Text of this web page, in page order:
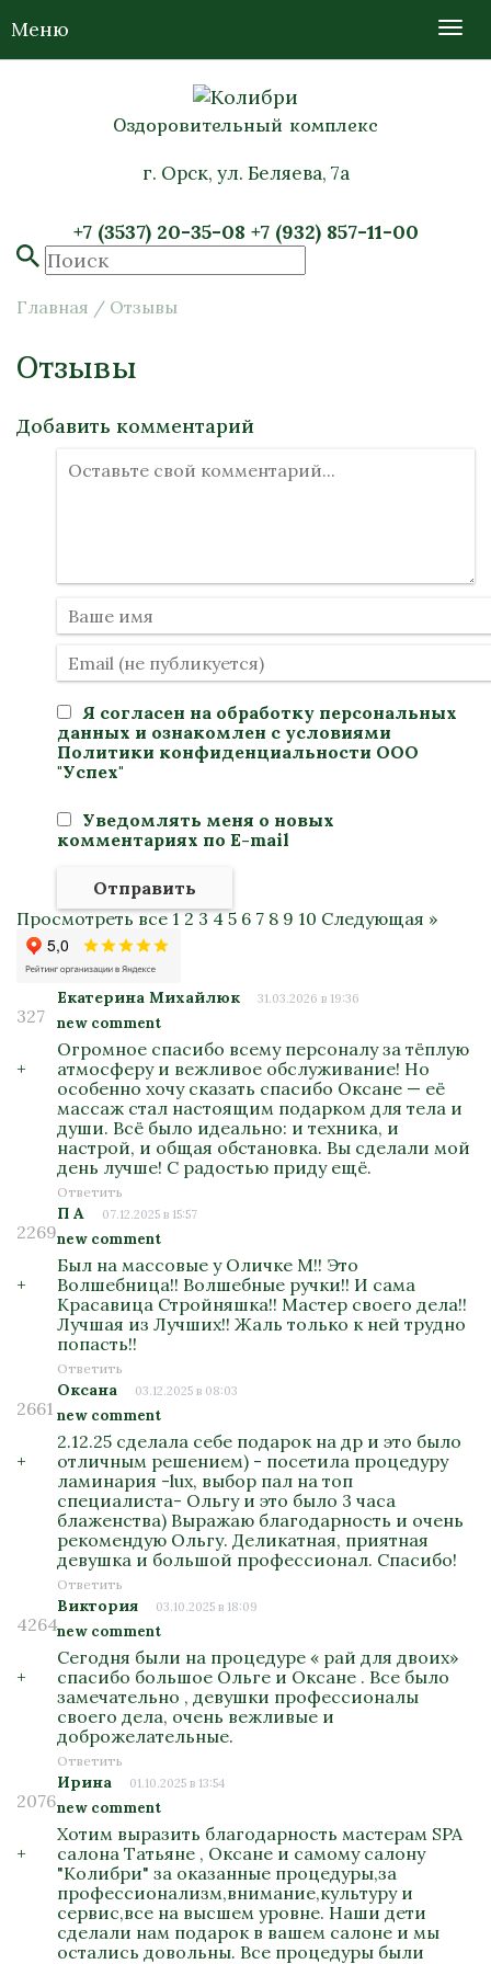
Оздоровительный комплекс
г. Орск, ул. Беляева, 7а
+7 (3537) 20-35-08 +7 (932) 857-11-00
Меню
Главная / Отзывы
Отзывы
Добавить комментарий
Я согласен на обработку персональных
данных и ознакомлен с условиями
Политики конфиденциальности ООО
"Успех"
Уведомлять меня о новых
комментариях по E-mail
Отправить
Просмотреть все 1 2 3 4 5 6 7 8 9 10 Следующая »
327
+
Екатерина Михайлюк 31.03.2026 в 19:36
new comment
Огромное спасибо всему персоналу за тёплую
атмосферу и вежливое обслуживание! Но
особенно хочу сказать спасибо Оксане — её
массаж стал настоящим подарком для тела и
души. Всё было идеально: и техника, и
настрой, и общая обстановка. Вы сделали мой
день лучше! С радостью приду ещё.
Ответить
2269
+
П А 07.12.2025 в 15:57
new comment
Был на массовые у Оличке М!! Это
Волшебница!! Волшебные ручки!! И сама
Красавица Стройняшка!! Мастер своего дела!!
Лучшая из Лучших!! Жаль только к ней трудно
попасть!!
Ответить
2661
+
Оксана 03.12.2025 в 08:03
new comment
2.12.25 сделала себе подарок на др и это было
отличным решением) - посетила процедуру
ламинария -lux, выбор пал на топ
специалиста- Ольгу и это было 3 часа
блаженства) Выражаю благодарность и очень
рекомендую Ольгу. Деликатная, приятная
девушка и большой профессионал. Спасибо!
Ответить
4264
+
Виктория 03.10.2025 в 18:09
new comment
Сегодня были на процедуре « рай для двоих»
спасибо большое Ольге и Оксане . Все было
замечательно , девушки профессионалы
своего дела, очень вежливые и
доброжелательные.
Ответить
2076
+
Ирина 01.10.2025 в 13:54
new comment
Хотим выразить благодарность мастерам SPA
салона Татьяне , Оксане и самому салону
"Колибри" за оказанные процедуры,за
профессионализм,внимание,культуру и
сервис,все на высшем уровне. Наши дети
сделали нам подарок в вашем салоне и мы
остались довольны. Все процедуры были